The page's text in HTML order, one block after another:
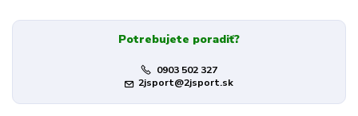
Potrebujete poradiť?
0903 502 327
2jsport@2jsport.sk